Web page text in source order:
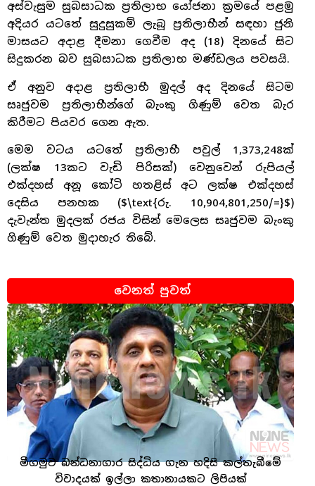
අස්වැසුම සුබසාධක ප්‍රතිලාභ යෝජනා ක්‍රමයේ පළමු
අදියර යටතේ සුදුසුකම් ලැබූ ප්‍රතිලාභීන් සඳහා ජුනි
මාසයට අදාළ දීමනා ගෙවීම අද (18) දිනයේ සිට
සිදුකරන බව සුබසාධක ප්‍රතිලාභ මණ්ඩලය පවසයි.
ඒ අනුව අදාළ ප්‍රතිලාභී මුදල් අද දිනයේ සිටම
සෘජුවම ප්‍රතිලාභීන්ගේ බැංකු ගිණුම් වෙත බැර
කිරීමට පියවර ගෙන ඇත.
මෙම වටය යටතේ ප්‍රතිලාභී පවුල් 1,373,248ක්
(ලක්ෂ 13කට වැඩි පිරිසක්) වෙනුවෙන් රුපියල්
එක්දහස් අනූ කෝටි හතළිස් අට ලක්ෂ එක්දහස්
දෙසිය පනහක ($\text{රු. 10,904,801,250/=}$)
දැවැන්ත මුදලක් රජය විසින් මෙලෙස සෘජුවම බැංකු
ගිණුම් වෙත මුදාහැර තිබේ.
වෙනත් පුවත්
මීගමුව බන්ධනාගාර සිද්ධිය ගැන හදිසි කල්තැබීමේ
විවාදයක් ඉල්ලා කතානායකට ලිපියක්